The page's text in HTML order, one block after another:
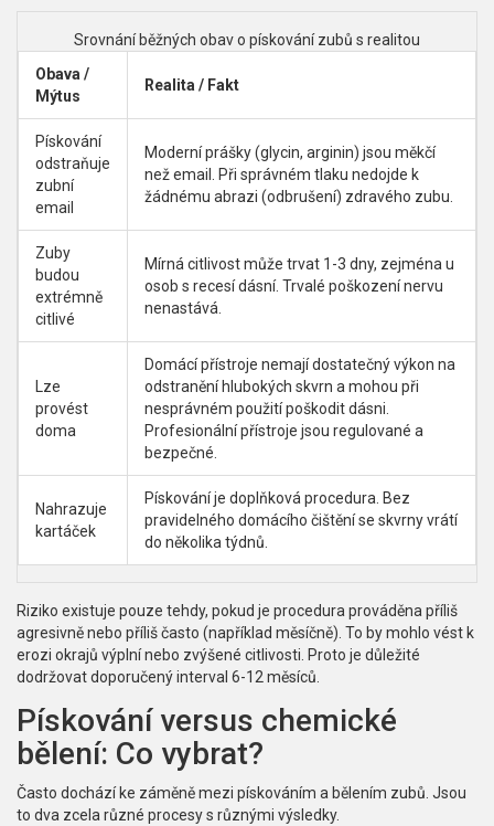
Srovnání běžných obav o pískování zubů s realitou
Obava /
Mýtus
Realita / Fakt
Pískování
odstraňuje
zubní
email
Moderní prášky (glycin, arginin) jsou měkčí
než email. Při správném tlaku nedojde k
žádnému abrazi (odbrušení) zdravého zubu.
Zuby
budou
extrémně
citlivé
Mírná citlivost může trvat 1-3 dny, zejména u
osob s recesí dásní. Trvalé poškození nervu
nenastává.
Lze
provést
doma
Domácí přístroje nemají dostatečný výkon na
odstranění hlubokých skvrn a mohou při
nesprávném použití poškodit dásni.
Profesionální přístroje jsou regulované a
bezpečné.
Nahrazuje
kartáček
Pískování je doplňková procedura. Bez
pravidelného domácího čištění se skvrny vrátí
do několika týdnů.
Riziko existuje pouze tehdy, pokud je procedura prováděna příliš
agresivně nebo příliš často (například měsíčně). To by mohlo vést k
erozi okrajů výplní nebo zvýšené citlivosti. Proto je důležité
dodržovat doporučený interval 6-12 měsíců.
Pískování versus chemické
bělení: Co vybrat?
Často dochází ke záměně mezi pískováním a bělením zubů. Jsou
to dva zcela různé procesy s různými výsledky.